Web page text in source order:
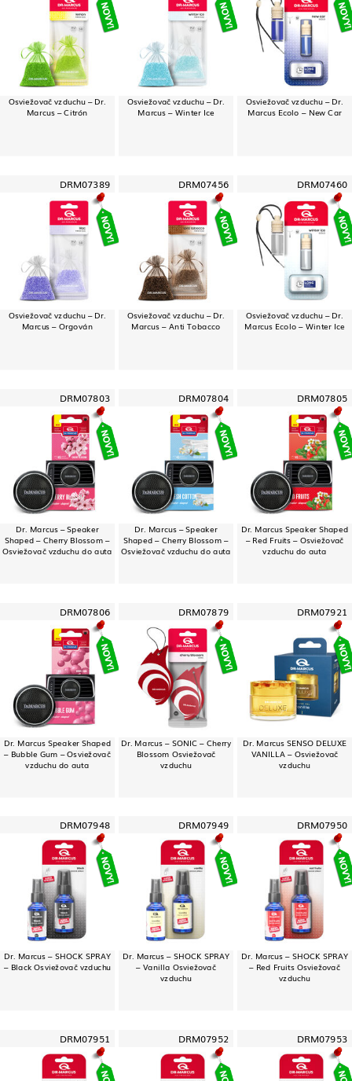
Osviežovač vzduchu – Dr.
Marcus – Citrón
Osviežovač vzduchu – Dr.
Marcus – Winter Ice
Osviežovač vzduchu – Dr.
Marcus Ecolo – New Car
DRM07389
Osviežovač vzduchu – Dr.
Marcus – Orgován
DRM07456
Osviežovač vzduchu – Dr.
Marcus – Anti Tobacco
DRM07460
Osviežovač vzduchu – Dr.
Marcus Ecolo – Winter Ice
DRM07803
Dr. Marcus – Speaker
Shaped – Cherry Blossom –
Osviežovač vzduchu do auta
DRM07804
Dr. Marcus – Speaker
Shaped – Cherry Blossom –
Osviežovač vzduchu do auta
DRM07805
Dr. Marcus Speaker Shaped
– Red Fruits – Osviežovač
vzduchu do auta
DRM07806
Dr. Marcus Speaker Shaped
– Bubble Gum – Osviežovač
vzduchu do auta
DRM07879
Dr. Marcus – SONIC – Cherry
Blossom Osviežovač
vzduchu
DRM07921
Dr. Marcus SENSO DELUXE
VANILLA – Osviežovač
vzduchu
DRM07948
Dr. Marcus – SHOCK SPRAY
– Black Osviežovač vzduchu
DRM07949
Dr. Marcus – SHOCK SPRAY
– Vanilla Osviežovač
vzduchu
DRM07950
Dr. Marcus – SHOCK SPRAY
– Red Fruits Osviežovač
vzduchu
DRM07951 DRM07952 DRM07953